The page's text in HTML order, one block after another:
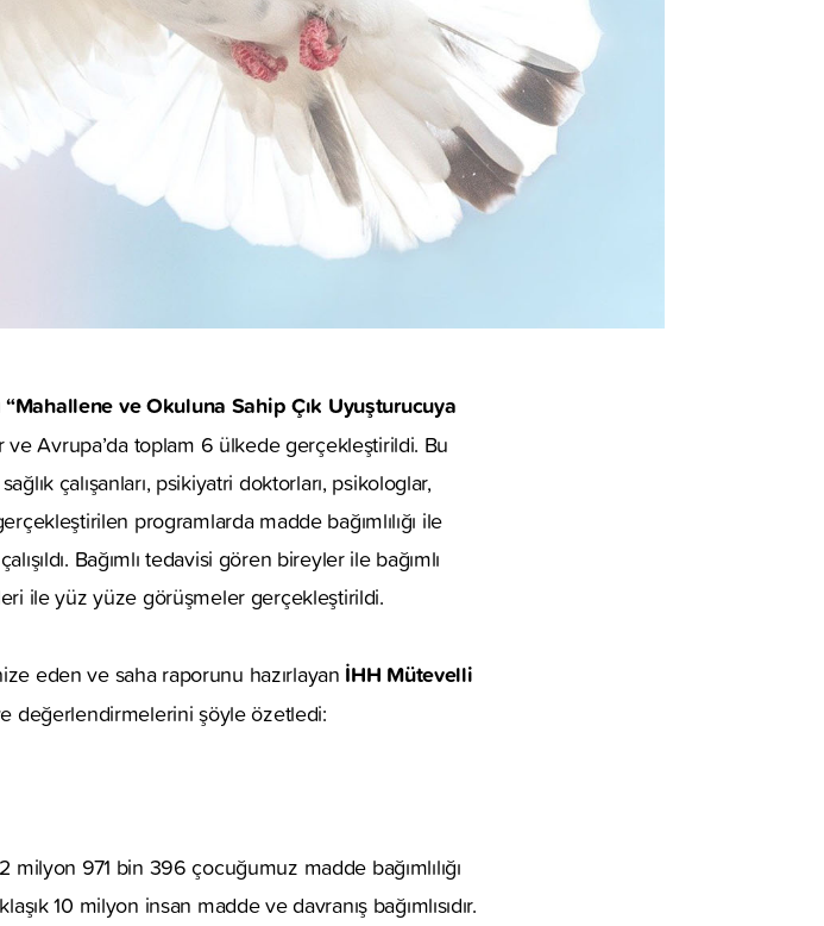
“Mahallene ve Okuluna Sahip Çık Uyuşturucuya
Avrupa’da toplam 6 ülkede gerçekleştirildi. Bu
çalışanları, psikiyatri doktorları, psikologlar,
programlarda madde bağımlılığı ile
Bağımlı tedavisi gören bireyler ile bağımlı
ile yüz yüze görüşmeler gerçekleştirildi.
eden ve saha raporunu hazırlayan İHH Mütevelli
değerlendirmelerini şöyle özetledi:
971 bin 396 çocuğumuz madde bağımlılığı
10 milyon insan madde ve davranış bağımlısıdır.